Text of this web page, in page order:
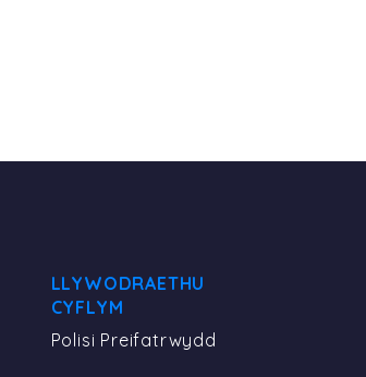
LLYWODRAETHU
CYFLYM
Polisi Preifatrwydd